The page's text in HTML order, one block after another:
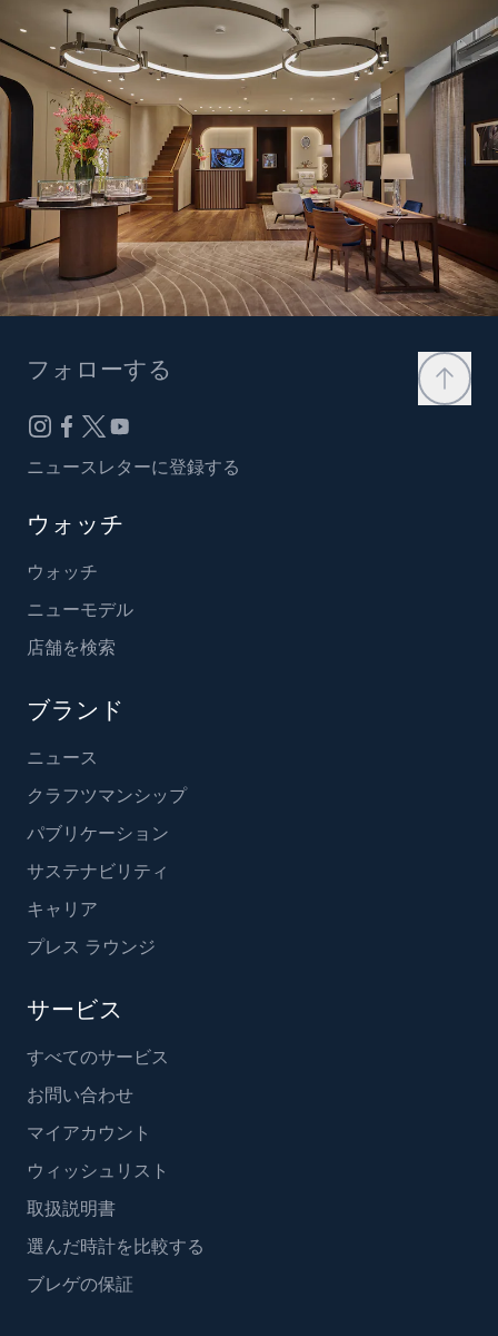
フォローする
ニュースレターに登録する
ウォッチ
ウォッチ
ニューモデル
店舗を検索
ブランド
ニュース
クラフツマンシップ
パブリケーション
サステナビリティ
キャリア
プレス ラウンジ
サービス
すべてのサービス
お問い合わせ
マイアカウント
ウィッシュリスト
取扱説明書
選んだ時計を比較する
ブレゲの保証